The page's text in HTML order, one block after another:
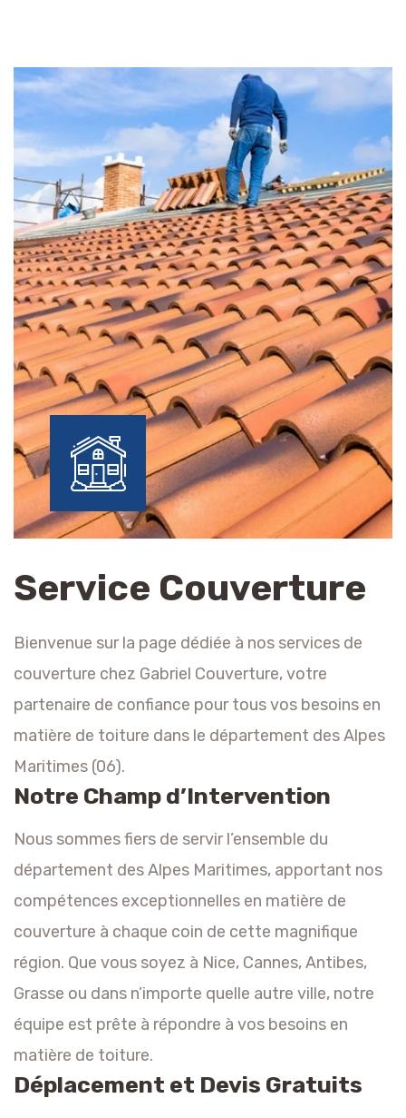
Service Couverture
Bienvenue sur la page dédiée à nos services de
couverture chez Gabriel Couverture, votre
partenaire de confiance pour tous vos besoins en
matière de toiture dans le département des Alpes
Maritimes (06).
Notre Champ d’Intervention
Nous sommes fiers de servir l’ensemble du
département des Alpes Maritimes, apportant nos
compétences exceptionnelles en matière de
couverture à chaque coin de cette magnifique
région. Que vous soyez à Nice, Cannes, Antibes,
Grasse ou dans n’importe quelle autre ville, notre
équipe est prête à répondre à vos besoins en
matière de toiture.
Déplacement et Devis Gratuits